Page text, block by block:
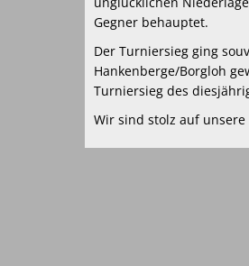
Gegner behauptet.
Der Turniersieg ging
Hankenberge/Borgloh
Turniersieg des
Wir sind stolz auf